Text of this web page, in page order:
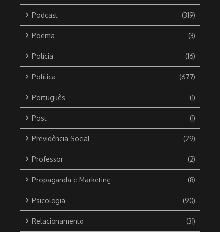
Podcast (319)
Poema (3)
Polícia (16)
Política (677)
Português (1)
Post (1)
Previdência Social (29)
Professor (2)
Propaganda e Marketing (8)
Psicologia (90)
Relacionamento (31)